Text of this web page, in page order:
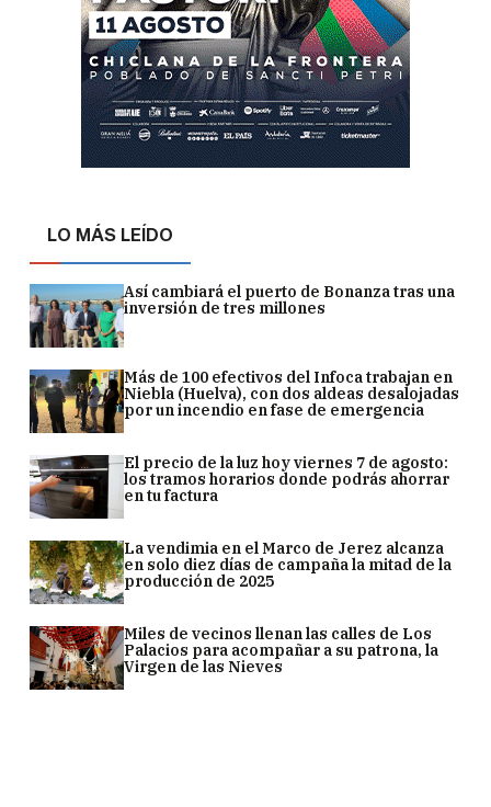
LO MÁS LEÍDO
Así cambiará el puerto de Bonanza tras una
inversión de tres millones
Más de 100 efectivos del Infoca trabajan en
Niebla (Huelva), con dos aldeas desalojadas
por un incendio en fase de emergencia
El precio de la luz hoy viernes 7 de agosto:
los tramos horarios donde podrás ahorrar
en tu factura
La vendimia en el Marco de Jerez alcanza
en solo diez días de campaña la mitad de la
producción de 2025
Miles de vecinos llenan las calles de Los
Palacios para acompañar a su patrona, la
Virgen de las Nieves